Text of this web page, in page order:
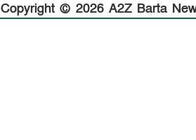
Copyright © 2026 A2Z Barta